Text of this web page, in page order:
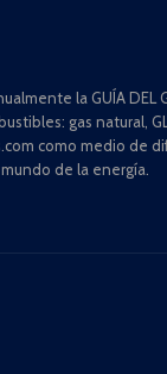
la GUÍA DEL
gas natural,
como medio de
de la energía.